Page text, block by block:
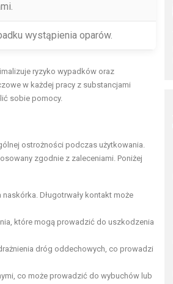
wystąpienia oparów.
ryzyko wypadków oraz
w każdej pracy z substancjami
sobie pomocy.
ostrożności podczas użytkowania.
zgodnie z zaleceniami. Poniżej
Długotrwały kontakt może
które mogą prowadzić do uszkodzenia
dróg oddechowych, co prowadzi
co może prowadzić do wybuchów lub